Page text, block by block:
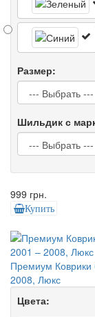
Размер:
Шильдик с
999 грн.
Купить
Премиум Коврики
2008, Люкс
Цвета: